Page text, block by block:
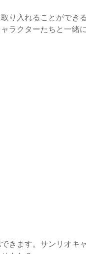
り入れることができ
ラクターたちと一緒
きます。サンリオキ